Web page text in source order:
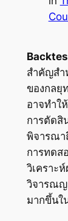
สำคัญสำ
ของกลยุ
อาจทำใ
การตัดสิ
พิจารณา
การทดส
วิเคราะ
วิจารณญ
มากขึ้นใ